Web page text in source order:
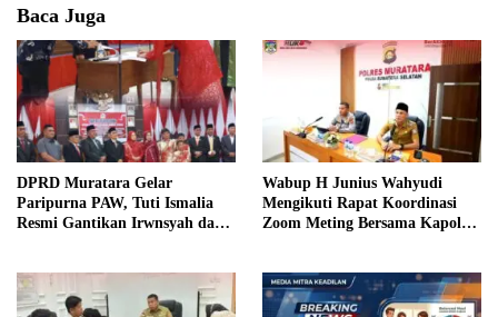
Baca Juga
DPRD Muratara Gelar
Paripurna PAW, Tuti Ismalia
Resmi Gantikan Irwnsyah dari
Wabup H Junius Wahyudi
Mengikuti Rapat Koordinasi
Zoom Meting Bersama Kapolres